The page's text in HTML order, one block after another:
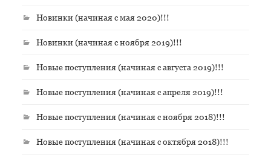
Новинки (начиная с мая 2020)!!!
Новинки (начиная с ноября 2019)!!!
Новые поступления (начиная с августа 2019)!!!
Новые поступления (начиная с апреля 2019)!!!
Новые поступления (начиная с ноября 2018)!!!
Новые поступления (начиная с октября 2018)!!!